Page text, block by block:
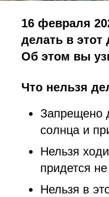
16 февраля
делать в этот
Об этом вы
Что нельзя
Запрещено
солнца и
Нельзя
придется
Нельзя в